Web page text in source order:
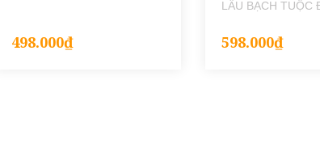
498.000₫ 598.000₫